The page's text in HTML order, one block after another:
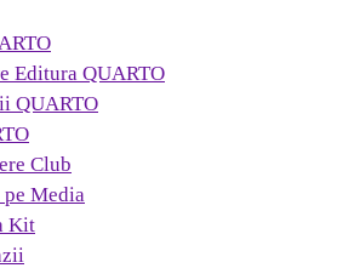
Editura QUARTO
QUARTO
Club
pe Media
Kit